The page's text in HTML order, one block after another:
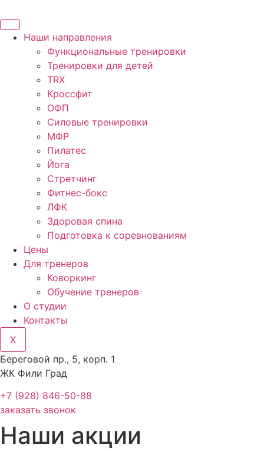
to
contentНаши направления
Функциональные тренировки
Тренировки для детей
TRX
Кроссфит
ОФП
Силовые тренировки
МФР
Пилатес
Йога
Стретчинг
Фитнес-бокс
ЛФК
Здоровая спина
Подготовка к соревнованиям
Цены
Для тренеров
Коворкинг
Обучение тренеров
О студии
Контакты
X
Береговой пр., 5, корп. 1
ЖК Фили Град
+7 (928) 846-50-88
заказать звонок
Наши акции